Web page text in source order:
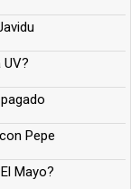
Pepe
Mayo?